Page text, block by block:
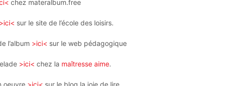
chez materalbum.free
>ici< sur le site de l’école des loisirs.
l’album >ici< sur le web pédagogique
>ici< chez la maîtresse aime.
oeuvre >ici< sur le blog la joie de lire.